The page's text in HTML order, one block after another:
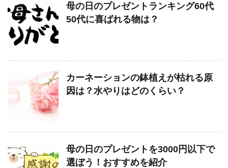
母の日のプレゼントランキング60代
50代に喜ばれる物は？
カーネーションの鉢植えが枯れる原
因は？水やりはどのくらい？
母の日のプレゼントを3000円以下で
選ぼう！おすすめを紹介